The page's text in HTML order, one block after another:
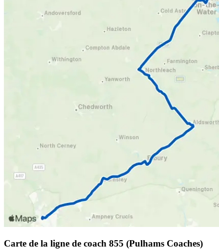
Carte de la ligne de coach 855 (Pulhams Coaches)